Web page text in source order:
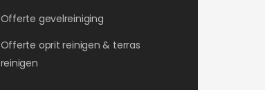
Offerte gevelreiniging
Offerte oprit reinigen & terras
reinigen